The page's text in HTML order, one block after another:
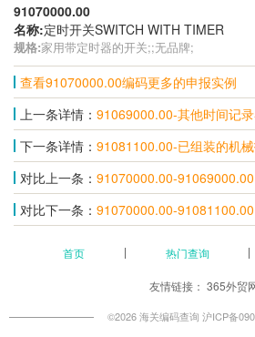
91070000.00
名称:定时开关SWITCH WITH TIMER
规格:家用带定时器的开关;;无品牌;
查看91070000.00编码更多的申报实例
上一条详情： 91069000.00-其他时间记
下一条详情： 91081100.00-已组装的机
对比上一条： 91070000.00-91069000.00
对比下一条： 91070000.00-91081100.00
首页 热门查询
友情链接： 365外贸
©2026 海关编码查询 沪ICP备